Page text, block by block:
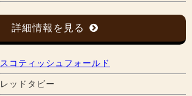
詳細情報を見る
スコティッシュフォールド
レッドタビー